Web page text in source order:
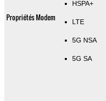
Propriétés Modem
HSPA+
LTE
5G NSA
5G SA